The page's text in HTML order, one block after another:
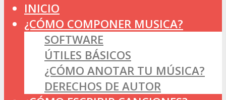
INICIO
¿CÓMO COMPONER MUSICA?
SOFTWARE
ÚTILES BÁSICOS
¿CÓMO ANOTAR TU MÚSICA?
DERECHOS DE AUTOR